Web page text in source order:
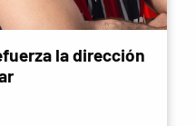
la dirección